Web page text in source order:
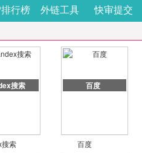
行榜 外链工具 快审提交
搜索
索
百度
百度